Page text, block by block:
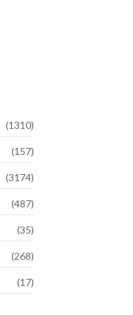
(1310)
(157)
(3174)
(487)
(35)
(268)
(17)